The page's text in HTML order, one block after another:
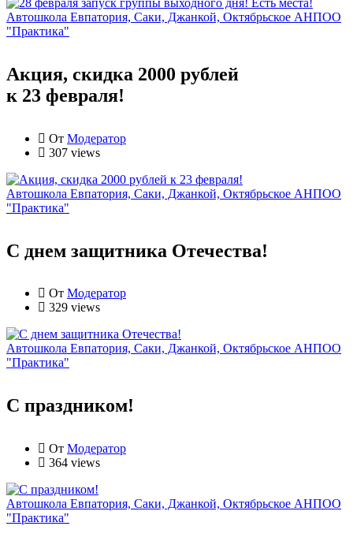
Автошкола Евпатория, Саки, Джанкой, Октябрьское АНПОО
"Практика"
Акция, скидка 2000 рублей
к 23 февраля!
От Модератор
307 views
Автошкола Евпатория, Саки, Джанкой, Октябрьское АНПОО
"Практика"
С днем защитника Отечества!
От Модератор
329 views
Автошкола Евпатория, Саки, Джанкой, Октябрьское АНПОО
"Практика"
С праздником!
От Модератор
364 views
Автошкола Евпатория, Саки, Джанкой, Октябрьское АНПОО
"Практика"